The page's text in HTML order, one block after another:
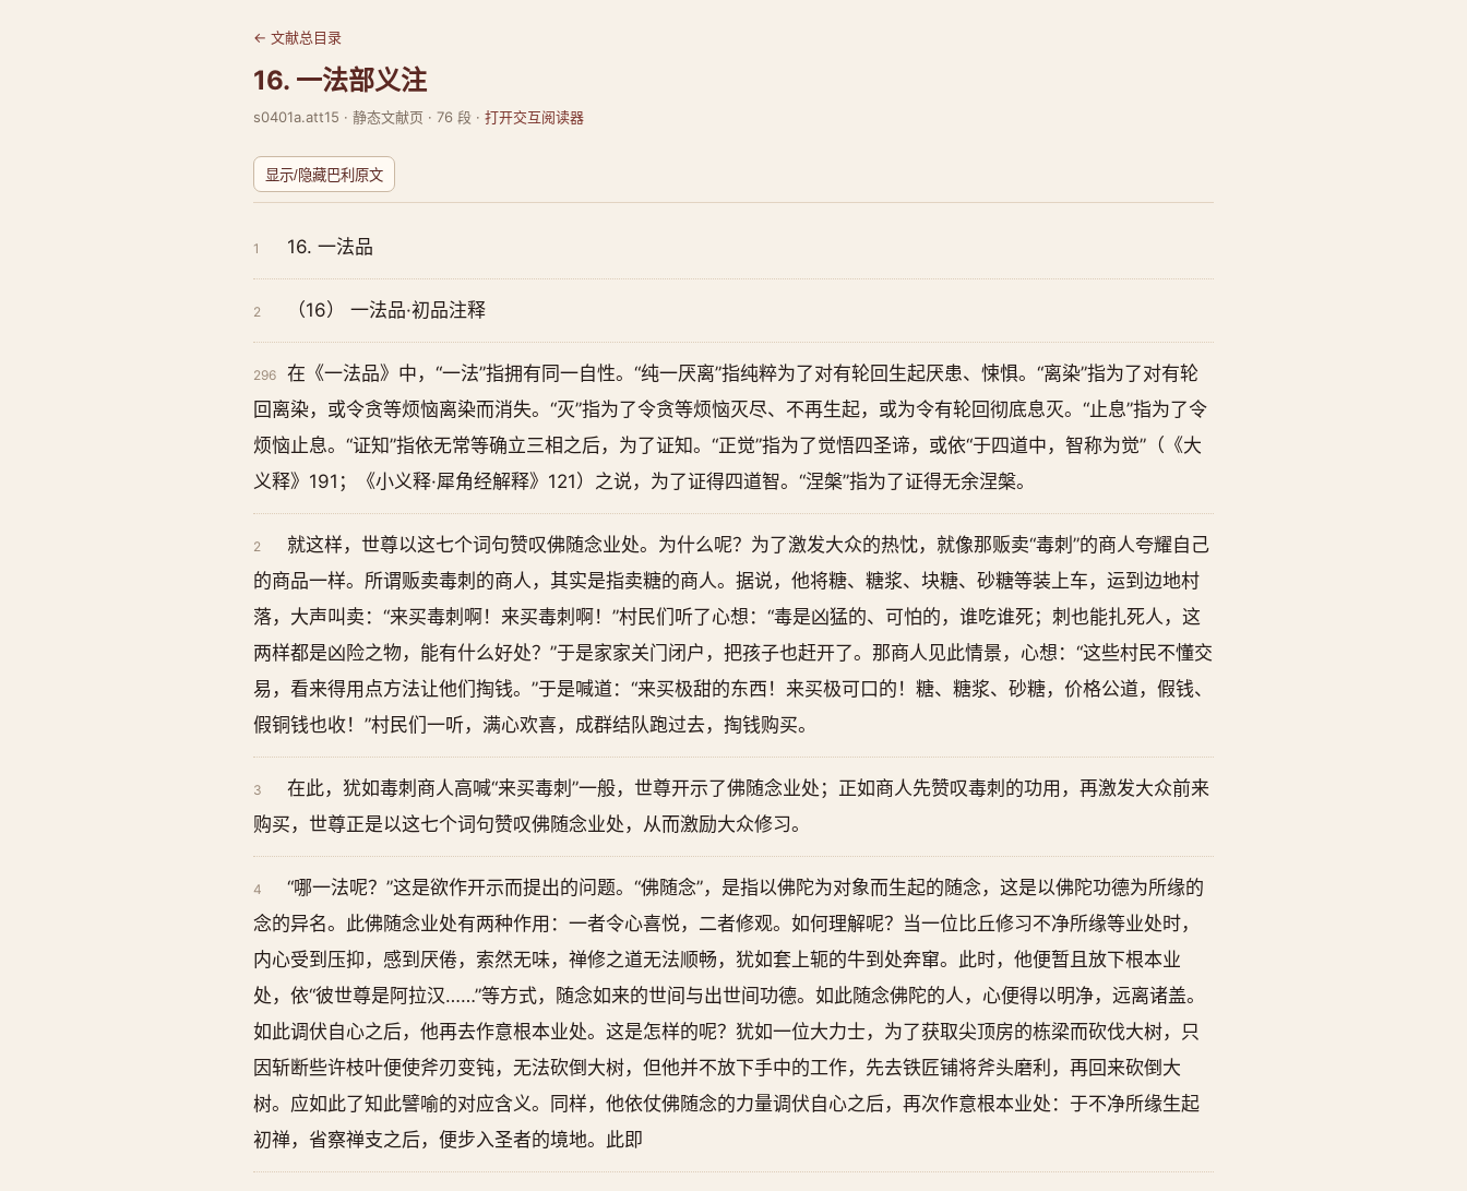
← 文献总目录
16. 一法部义注
s0401a.att15 · 静态文献页 · 76 段 · 打开交互阅读器
显示/隐藏巴利原文
1 16. 一法品
2 （16） 一法品·初品注释
296
在《一法品》中，“一法”指拥有同一自性。“纯一厌离”指纯粹为了对有轮回生起厌患、悚惧。“离染”指为了对有轮
回离染，或令贪等烦恼离染而消失。“灭”指为了令贪等烦恼灭尽、不再生起，或为令有轮回彻底息灭。“止息”指为了令
烦恼止息。“证知”指依无常等确立三相之后，为了证知。“正觉”指为了觉悟四圣谛，或依“于四道中，智称为觉”（《大
义释》191；《小义释·犀角经解释》121）之说，为了证得四道智。“涅槃”指为了证得无余涅槃。
2
就这样，世尊以这七个词句赞叹佛随念业处。为什么呢？为了激发大众的热忱，就像那贩卖“毒刺”的商人夸耀自己
的商品一样。所谓贩卖毒刺的商人，其实是指卖糖的商人。据说，他将糖、糖浆、块糖、砂糖等装上车，运到边地村
落，大声叫卖：“来买毒刺啊！来买毒刺啊！”村民们听了心想：“毒是凶猛的、可怕的，谁吃谁死；刺也能扎死人，这
两样都是凶险之物，能有什么好处？”于是家家关门闭户，把孩子也赶开了。那商人见此情景，心想：“这些村民不懂交
易，看来得用点方法让他们掏钱。”于是喊道：“来买极甜的东西！来买极可口的！糖、糖浆、砂糖，价格公道，假钱、
假铜钱也收！”村民们一听，满心欢喜，成群结队跑过去，掏钱购买。
3
在此，犹如毒刺商人高喊“来买毒刺”一般，世尊开示了佛随念业处；正如商人先赞叹毒刺的功用，再激发大众前来
购买，世尊正是以这七个词句赞叹佛随念业处，从而激励大众修习。
4
“哪一法呢？”这是欲作开示而提出的问题。“佛随念”，是指以佛陀为对象而生起的随念，这是以佛陀功德为所缘的
念的异名。此佛随念业处有两种作用：一者令心喜悦，二者修观。如何理解呢？当一位比丘修习不净所缘等业处时，
内心受到压抑，感到厌倦，索然无味，禅修之道无法顺畅，犹如套上轭的牛到处奔窜。此时，他便暂且放下根本业
处，依“彼世尊是阿拉汉……”等方式，随念如来的世间与出世间功德。如此随念佛陀的人，心便得以明净，远离诸盖。
如此调伏自心之后，他再去作意根本业处。这是怎样的呢？犹如一位大力士，为了获取尖顶房的栋梁而砍伐大树，只
因斩断些许枝叶便使斧刃变钝，无法砍倒大树，但他并不放下手中的工作，先去铁匠铺将斧头磨利，再回来砍倒大
树。应如此了知此譬喻的对应含义。同样，他依仗佛随念的力量调伏自心之后，再次作意根本业处：于不净所缘生起
初禅，省察禅支之后，便步入圣者的境地。此即